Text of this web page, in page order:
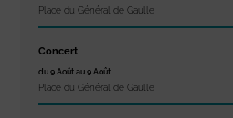
Place du Général de Gaulle
Concert
du 9 Août au 9 Août
Place du Général de Gaulle